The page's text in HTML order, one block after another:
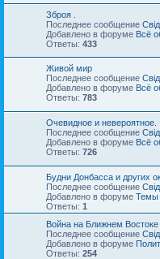
Зброя .
Последнее сообщение
Добавлено в форуме Всё
Ответы: 433
Живой мир
Последнее сообщение
Добавлено в форуме Всё
Ответы: 783
Очевидное и невероятное.
Последнее сообщение
Добавлено в форуме Всё
Ответы: 726
Будни Донбасса и других
Последнее сообщение
Добавлено в форуме Темы
Ответы: 1
Война на Ближнем
Последнее сообщение
Добавлено в форуме
Ответы: 254